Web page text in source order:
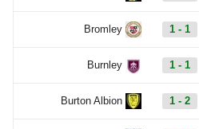
Bromley 1 - 1
Burnley 1 - 1
Burton Albion 1 - 2